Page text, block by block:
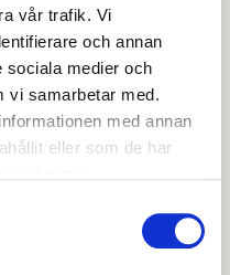
vår trafik. Vi
och annan
sociala medier och
vi samarbetar med.
med annan
eller som de har
krävs tillstånd?